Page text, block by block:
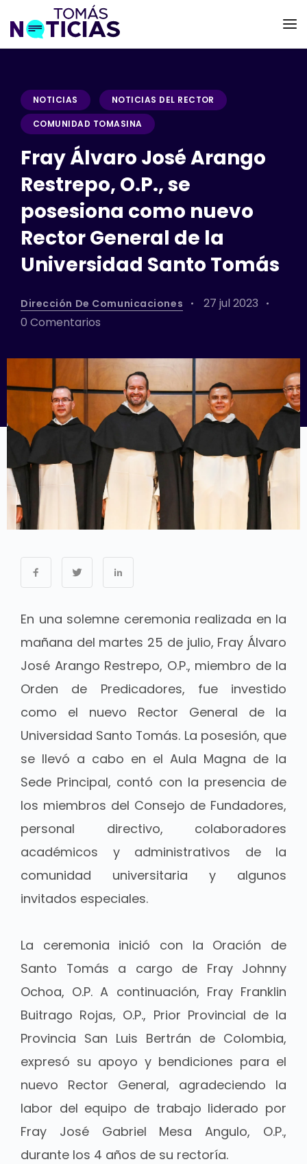
NOTICIAS NOTICIAS DEL RECTOR
COMUNIDAD TOMASINA
Fray Álvaro José Arango
Restrepo, O.P., se
posesiona como nuevo
Rector General de la
Universidad Santo Tomás
Dirección De Comunicaciones
27 jul 2023
0 Comentarios
En una solemne ceremonia realizada en la
mañana del martes 25 de julio, Fray Álvaro
José Arango Restrepo, O.P., miembro de la
Orden de Predicadores, fue investido
como el nuevo Rector General de la
Universidad Santo Tomás. La posesión, que
se llevó a cabo en el Aula Magna de la
Sede Principal, contó con la presencia de
los miembros del Consejo de Fundadores,
personal directivo, colaboradores
académicos y administrativos de la
comunidad universitaria y algunos
invitados especiales.
La ceremonia inició con la Oración de
Santo Tomás a cargo de Fray Johnny
Ochoa, O.P. A continuación, Fray Franklin
Buitrago Rojas, O.P., Prior Provincial de la
Provincia San Luis Bertrán de Colombia,
expresó su apoyo y bendiciones para el
nuevo Rector General, agradeciendo la
labor del equipo de trabajo liderado por
Fray José Gabriel Mesa Angulo, O.P.,
durante los 4 años de su rectoría.